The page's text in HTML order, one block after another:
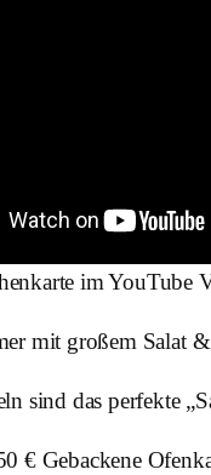
im YouTube
mit großem Salat
sind das perfekte
€ Gebackene